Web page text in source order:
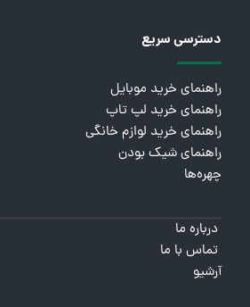
دسترسی سریع
راهنمای خرید موبایل
راهنمای خرید لپ تاپ
راهنمای خرید لوازم خانگی
راهنمای شیک بودن
چهره‌ها
درباره ما
تماس با ما
آرشیو